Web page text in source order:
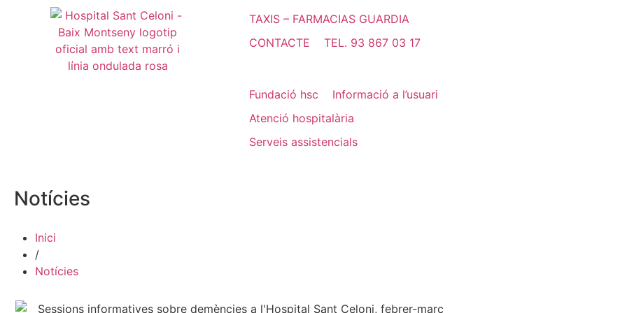
TAXIS – FARMACIAS GUARDIA
CONTACTE
TEL. 93 867 03 17
Fundació hsc
Informació a l’usuari
Atenció hospitalària
Serveis assistencials
Notícies
Inici
/
Notícies